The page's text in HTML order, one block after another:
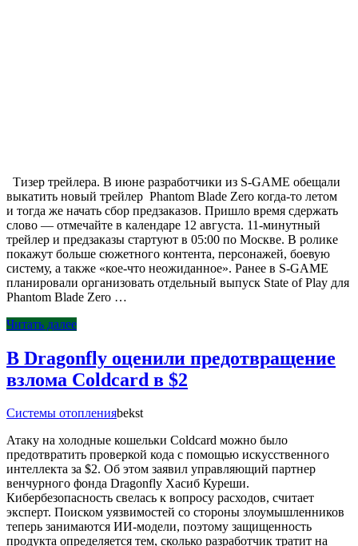
Тизер трейлера. В июне разработчики из S-GAME обещали
выкатить новый трейлер Phantom Blade Zero когда-то летом
и тогда же начать сбор предзаказов. Пришло время сдержать
слово — отмечайте в календаре 12 августа. 11-минутный
трейлер и предзаказы стартуют в 05:00 по Москве. В ролике
покажут больше сюжетного контента, персонажей, боевую
систему, а также «кое-что неожиданное». Ранее в S-GAME
планировали организовать отдельный выпуск State of Play для
Phantom Blade Zero …
Читать далее
В Dragonfly оценили предотвращение
взлома Coldcard в $2
Системы отопленияbekst
Атаку на холодные кошельки Coldcard можно было
предотвратить проверкой кода с помощью искусственного
интеллекта за $2. Об этом заявил управляющий партнер
венчурного фонда Dragonfly Хасиб Куреши.
Кибербезопасность свелась к вопросу расходов, считает
эксперт. Поиском уязвимостей со стороны злоумышленников
теперь занимаются ИИ-модели, поэтому защищенность
продукта определяется тем, сколько разработчик тратит на